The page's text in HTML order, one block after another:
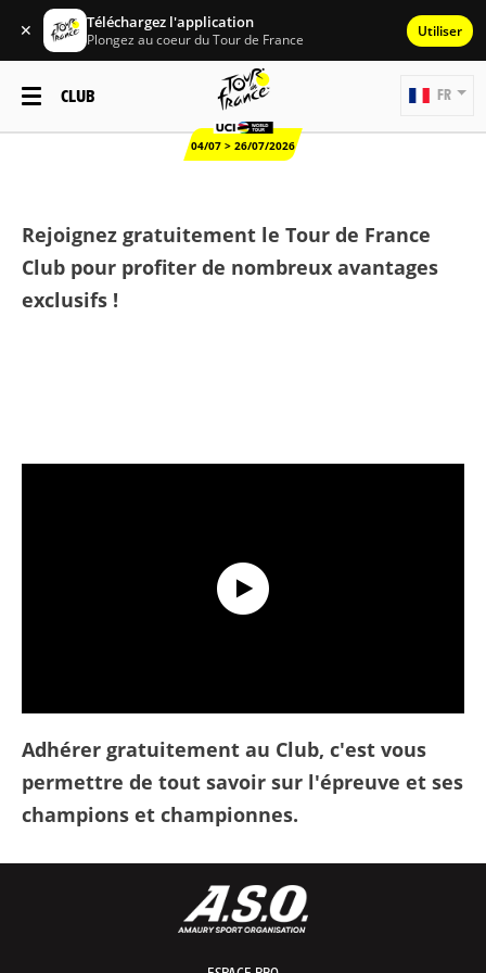
✕ Téléchargez l'application
Plongez au coeur du Tour de France Utiliser
CLUB
04/07 > 26/07/2026
FR
Rejoignez gratuitement le Tour de France
Club pour profiter de nombreux avantages
exclusifs !
Adhérer gratuitement au Club, c'est vous
permettre de tout savoir sur l'épreuve et ses
champions et championnes.